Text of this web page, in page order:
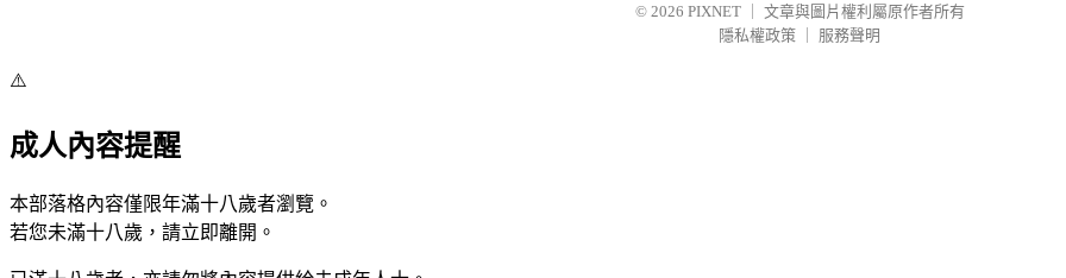
© 2026 PIXNET
文章與圖片權利屬原作者所有
隱私權政策
服務聲明
⚠️
成人內容提醒
本部落格內容僅限年滿十八歲者瀏覽。
若您未滿十八歲，請立即離開。